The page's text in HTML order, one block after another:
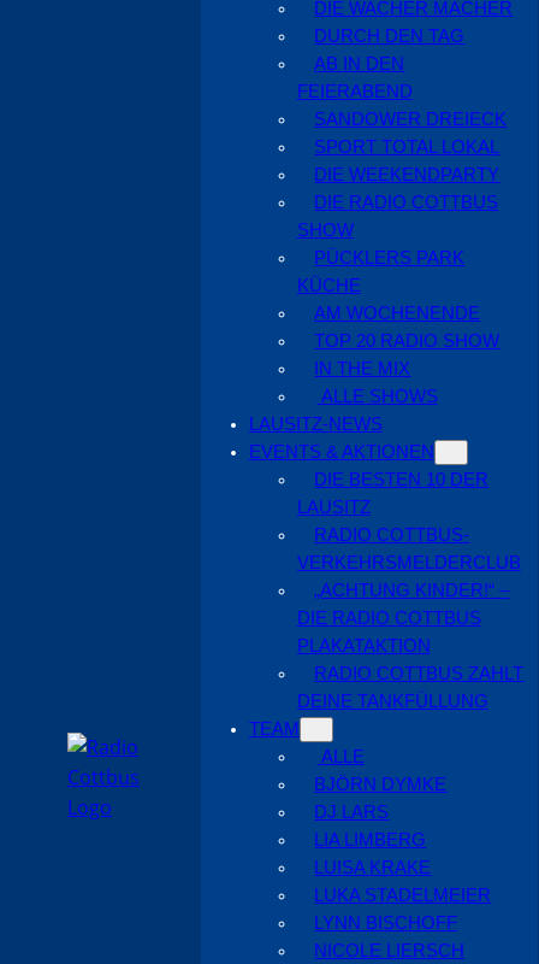
DIE WACHER MACHER
DURCH DEN TAG
AB IN DEN
FEIERABEND
SANDOWER DREIECK
SPORT TOTAL LOKAL
DIE WEEKENDPARTY
DIE RADIO COTTBUS
SHOW
PÜCKLERS PARK
KÜCHE
AM WOCHENENDE
TOP 20 RADIO SHOW
IN THE MIX
ALLE SHOWS
LAUSITZ-NEWS
EVENTS & AKTIONEN
DIE BESTEN 10 DER
LAUSITZ
RADIO COTTBUS-
VERKEHRSMELDERCLUB
„ACHTUNG KINDER!“ –
DIE RADIO COTTBUS
PLAKATAKTION
RADIO COTTBUS ZAHLT
DEINE TANKFÜLLUNG
TEAM
ALLE
BJÖRN DYMKE
DJ LARS
LIA LIMBERG
LUISA KRAKE
LUKA STADELMEIER
LYNN BISCHOFF
NICOLE LIERSCH